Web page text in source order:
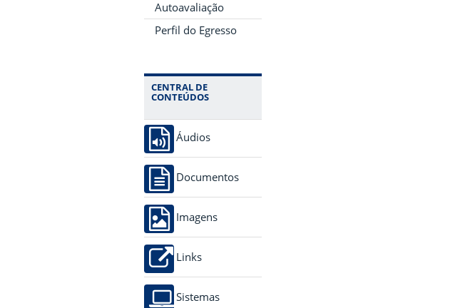
Autoavaliação
Perfil do Egresso
CENTRAL DE
CONTEÚDOS
Áudios
Documentos
Imagens
Links
Sistemas